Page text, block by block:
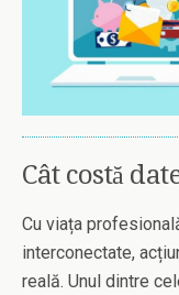
Cât costă
Cu viața
interconectate,
reală. Unul dintre